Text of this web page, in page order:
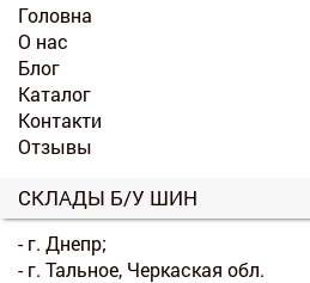
Головна
О нас
Блог
Каталог
Контакти
Отзывы
СКЛАДЫ Б/У ШИН
- г. Днепр;
- г. Тальное, Черкаская обл.